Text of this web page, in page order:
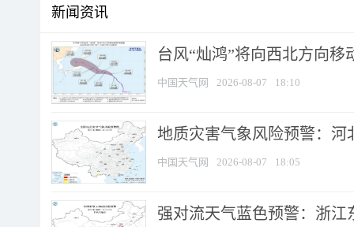
新闻资讯
台风“灿鸿”将向西北方向移
中国天气网 2026-08-07 18:10
地质灾害气象风险预警：河
中国天气网 2026-08-07 18:05
强对流天气蓝色预警：浙江